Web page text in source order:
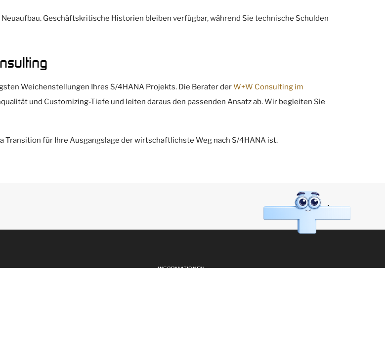
Geschäftskritische Historien bleiben verfügbar, während Sie technische Schulden
Weichenstellungen Ihres S/4HANA Projekts. Die Berater derW+W Consulting im
und Customizing-Tiefe und leiten daraus den passenden Ansatz ab. Wir begleiten Sie
Transition für Ihre Ausgangslage der wirtschaftlichste Weg nach S/4HANA ist.
NEXT
INFORMATIONEN